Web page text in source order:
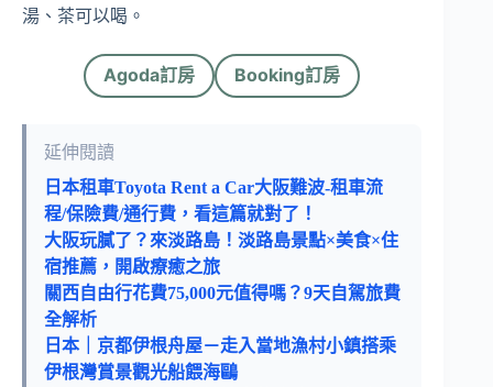
湯、茶可以喝。
Agoda訂房 Booking訂房
延伸閱讀
日本租車Toyota Rent a Car大阪難波-租車流
程/保險費/通行費，看這篇就對了！
大阪玩膩了？來淡路島！淡路島景點×美食×住
宿推薦，開啟療癒之旅
關西自由行花費75,000元值得嗎？9天自駕旅費
全解析
日本｜京都伊根舟屋－走入當地漁村小鎮搭乘
伊根灣賞景觀光船餵海鷗